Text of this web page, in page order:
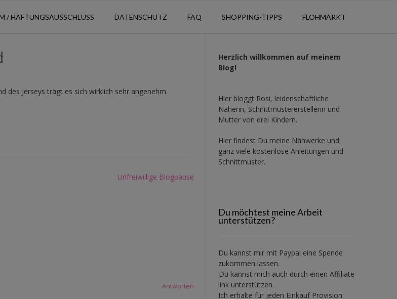
/ HAFTUNGSAUSSCHLUSS DATENSCHUTZ FAQ SHOPPING-TIPPS FLOHMARKT
des Jerseys trägt es sich wirklich sehr angenehm.
Unfreiwillige Blogpause
Antworten
Herzlich willkommen auf meinem
Blog!
Hier bloggt Rosi, leidenschaftliche
Näherin, Schnittmustererstellerin und
Mutter von drei Kindern.
Hier findest Du meine Nähwerke und
ganz viele kostenlose Anleitungen und
Schnittmuster.
Du möchtest meine Arbeit
unterstützen?
Du kannst mir mit Paypal eine Spende
zukommen lassen.
Du kannst mich auch durch einen Affiliate
link unterstützen.
Ich erhalte für jeden Einkauf Provision